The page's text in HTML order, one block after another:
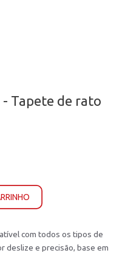
- Tapete de rato
com todos os tipos de
deslize e precisão, base em